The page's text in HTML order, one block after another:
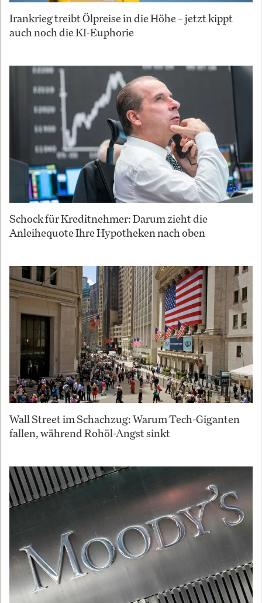
Irankrieg treibt Ölpreise in die Höhe – jetzt kippt
auch noch die KI-Euphorie
Schock für Kreditnehmer: Darum zieht die
Anleihequote Ihre Hypotheken nach oben
Wall Street im Schachzug: Warum Tech-Giganten
fallen, während Rohöl-Angst sinkt